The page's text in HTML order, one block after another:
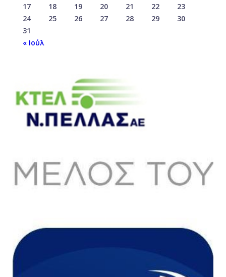
17
18 19 20 21 22
23
24
25 26 27 28 29
30
31
« Ιούλ